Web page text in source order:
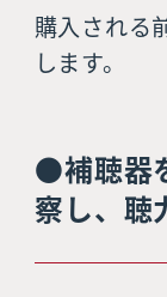
購入される
します。
●補聴器
察し、聴